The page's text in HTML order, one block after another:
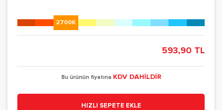
2700K
593,90 TL
Bu ürünün fiyatına KDV DAHİLDİR
HIZLI SEPETE EKLE